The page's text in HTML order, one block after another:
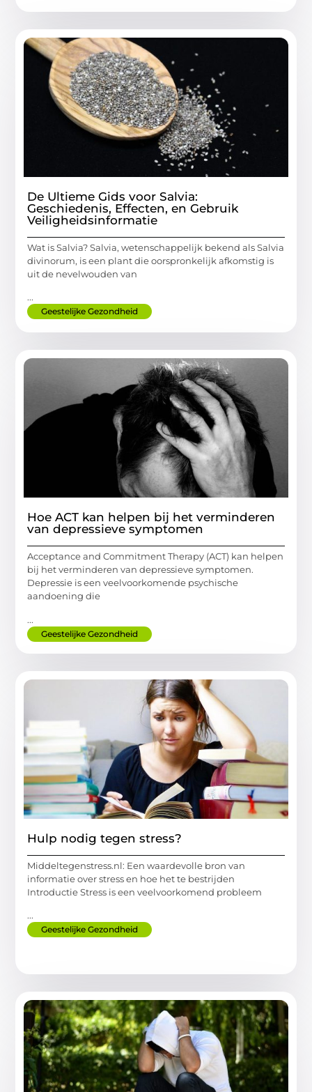
De Ultieme Gids voor Salvia:
Geschiedenis, Effecten, en Gebruik
Veiligheidsinformatie
Wat is Salvia? Salvia, wetenschappelijk bekend als Salvia
divinorum, is een plant die oorspronkelijk afkomstig is
uit de nevelwouden van
...
Geestelijke Gezondheid
Hoe ACT kan helpen bij het verminderen
van depressieve symptomen
Acceptance and Commitment Therapy (ACT) kan helpen
bij het verminderen van depressieve symptomen.
Depressie is een veelvoorkomende psychische
aandoening die
...
Geestelijke Gezondheid
Hulp nodig tegen stress?
Middeltegenstress.nl: Een waardevolle bron van
informatie over stress en hoe het te bestrijden
Introductie Stress is een veelvoorkomend probleem
...
Geestelijke Gezondheid